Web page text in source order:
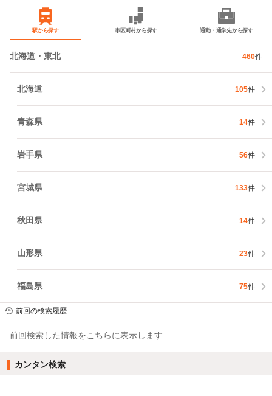
駅から探す 市区町村から探す 通勤・通学先から探す
北海道・東北 460件
北海道 105件
青森県 14件
岩手県 56件
宮城県 133件
秋田県 14件
山形県 23件
福島県 75件
前回の検索履歴
前回検索した情報をこちらに表示します
カンタン検索